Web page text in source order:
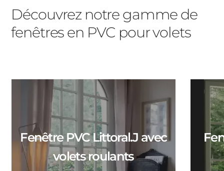
Découvrez notre gamme de
fenêtres en PVC pour volets
Fenêtre PVC Littoral.J avec
volets roulants
ACIER